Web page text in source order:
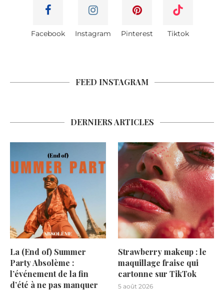
Facebook Instagram Pinterest Tiktok
FEED INSTAGRAM
DERNIERS ARTICLES
La (End of) Summer
Party Absolème :
l’événement de la fin
d’été à ne pas manquer
Strawberry makeup : le
maquillage fraise qui
cartonne sur TikTok
5 août 2026